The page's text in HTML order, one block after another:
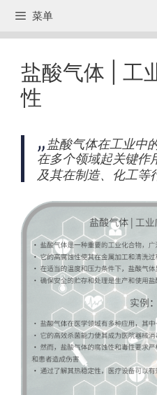
到
菜单
盐酸气体 | 工
性
盐酸气体在工业中
在多个领域起关键作
及其在制造、化工等